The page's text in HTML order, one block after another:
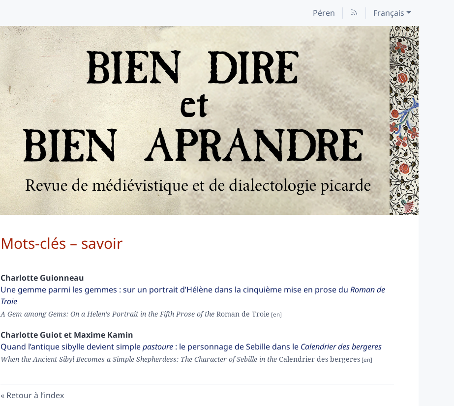
Péren Français
Mots-clés – savoir
Charlotte Guionneau
Une gemme parmi les gemmes : sur un portrait d’Hélène dans la cinquième mise en prose du Roman de
Troie
A Gem among Gems: On a Helen’s Portrait in the Fifth Prose of the Roman de Troie
Charlotte Guiotet Maxime Kamin
Quand l’antique sibylle devient simplepastoure : le personnage de Sebille dans le Calendrier des bergeres
When the Ancient Sibyl Becomes a Simple Shepherdess: The Character of Sebille in the Calendrier des bergeres
Retour à l’index